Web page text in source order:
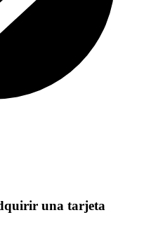
una tarjeta